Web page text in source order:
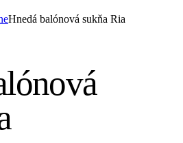
Hnedá balónová sukňa Ria